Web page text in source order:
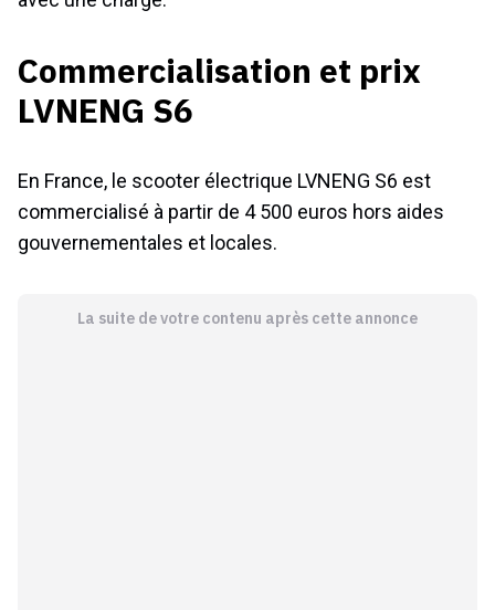
Commercialisation et prix
LVNENG S6
En France, le scooter électrique LVNENG S6 est
commercialisé à partir de 4 500 euros hors aides
gouvernementales et locales.
La suite de votre contenu après cette annonce